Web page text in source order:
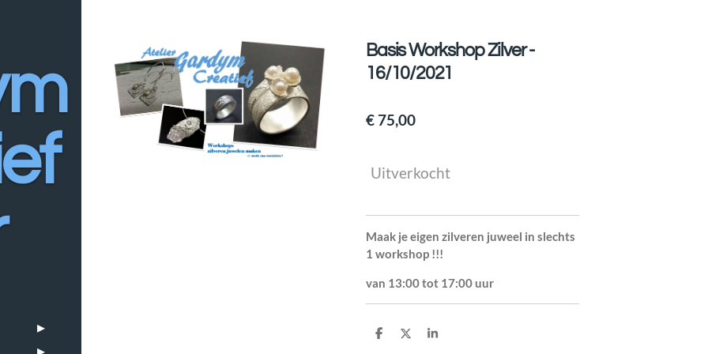
Basis Workshop Zilver -
16/10/2021
€ 75,00
Uitverkocht
Maak je eigen zilveren juweel in slechts
1 workshop !!!
van 13:00 tot 17:00 uur
D
D
S
m